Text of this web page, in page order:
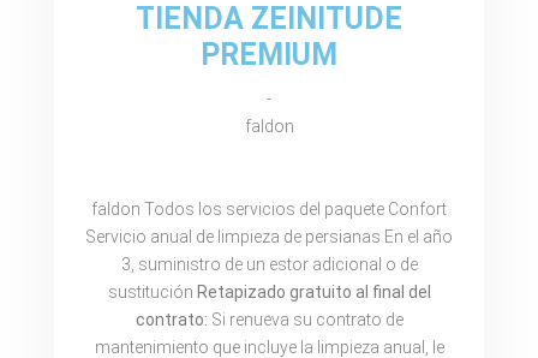
TIENDA ZEINITUDE
PREMIUM
-
faldon
faldon Todos los servicios del paquete Confort
Servicio anual de limpieza de persianas En el año
3, suministro de un estor adicional o de
sustitución Retapizado gratuito al final del
contrato: Si renueva su contrato de
mantenimiento que incluye la limpieza anual, le